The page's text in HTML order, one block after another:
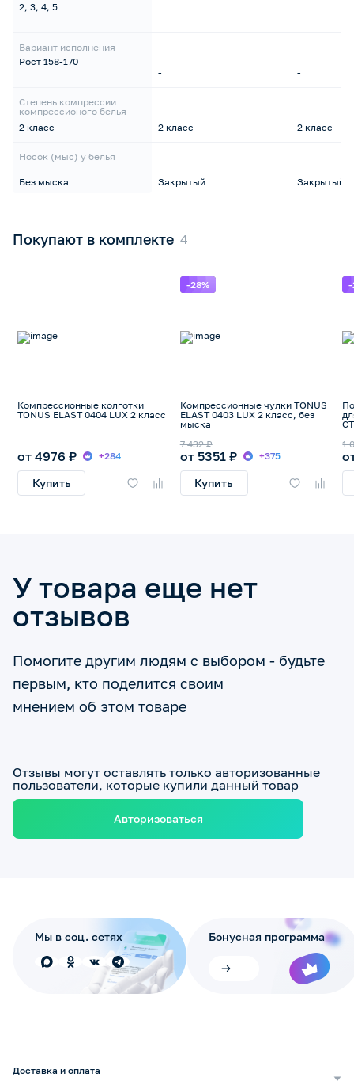
2, 3, 4, 5
Вариант исполнения
Рост 158-170
Степень компрессии
компрессионого белья
2 класс
Носок (мыс) у белья
Без мыска
-
2 класс
Закрытый
-
2 класс
Закрытый
Покупают в комплекте
Компрессионные колготки
TONUS ELAST 0404 LUX 2 класс
от 4976 ₽ +284
Купить
-28%
Компрессионные чулки TONUS
ELAST 0403 LUX 2 класс, без
мыска
от 5351 ₽
7 432 ₽
+375
Купить
-
1
У товара еще нет
отзывов
Помогите другим людям с выбором - будьте
первым, кто поделится своим
мнением об этом товаре
Отзывы могут оставлять только авторизованные
пользователи, которые купили данный товар
Авторизоваться
Мы в соц. сетях Бонусная программа
Доставка и оплата